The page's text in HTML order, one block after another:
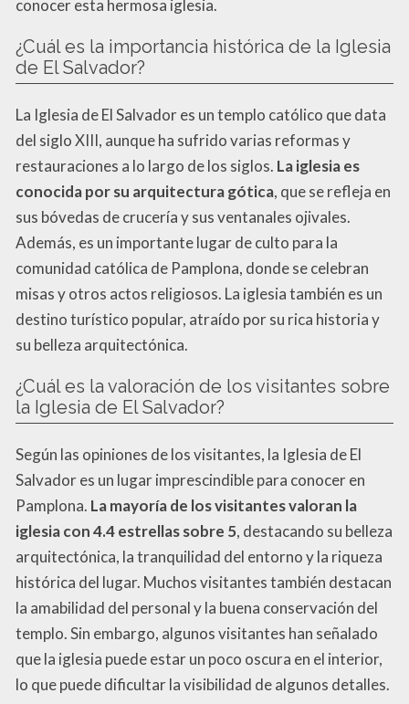
conocer esta hermosa iglesia.
¿Cuál es la importancia histórica de la Iglesia
de El Salvador?
La Iglesia de El Salvador es un templo católico que data
del siglo XIII, aunque ha sufrido varias reformas y
restauraciones a lo largo de los siglos. La iglesia es
conocida por su arquitectura gótica, que se refleja en
sus bóvedas de crucería y sus ventanales ojivales.
Además, es un importante lugar de culto para la
comunidad católica de Pamplona, donde se celebran
misas y otros actos religiosos. La iglesia también es un
destino turístico popular, atraído por su rica historia y
su belleza arquitectónica.
¿Cuál es la valoración de los visitantes sobre
la Iglesia de El Salvador?
Según las opiniones de los visitantes, la Iglesia de El
Salvador es un lugar imprescindible para conocer en
Pamplona. La mayoría de los visitantes valoran la
iglesia con 4.4 estrellas sobre 5, destacando su belleza
arquitectónica, la tranquilidad del entorno y la riqueza
histórica del lugar. Muchos visitantes también destacan
la amabilidad del personal y la buena conservación del
templo. Sin embargo, algunos visitantes han señalado
que la iglesia puede estar un poco oscura en el interior,
lo que puede dificultar la visibilidad de algunos detalles.